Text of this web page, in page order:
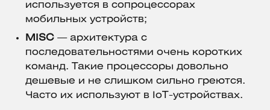
используется в сопроцессорах
мобильных устройств;
MISC — архитектура с
последовательностями очень коротких
команд. Такие процессоры довольно
дешевые и не слишком сильно греются.
Часто их используют в IoT-устройствах.